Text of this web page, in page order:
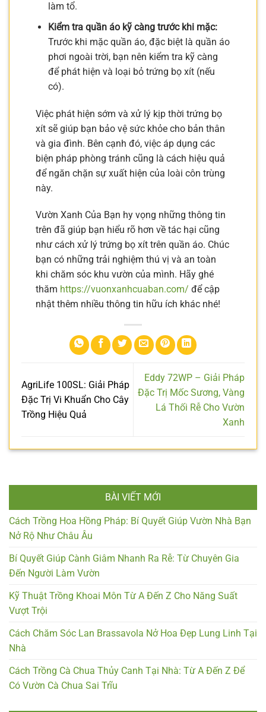
làm tổ.
Kiểm tra quần áo kỹ càng trước khi mặc:
Trước khi mặc quần áo, đặc biệt là quần áo
phơi ngoài trời, bạn nên kiểm tra kỹ càng
để phát hiện và loại bỏ trứng bọ xít (nếu
có).
Việc phát hiện sớm và xử lý kịp thời trứng bọ
xít sẽ giúp bạn bảo vệ sức khỏe cho bản thân
và gia đình. Bên cạnh đó, việc áp dụng các
biện pháp phòng tránh cũng là cách hiệu quả
để ngăn chặn sự xuất hiện của loài côn trùng
này.
Vườn Xanh Của Bạn hy vọng những thông tin
trên đã giúp bạn hiểu rõ hơn về tác hại cũng
như cách xử lý trứng bọ xít trên quần áo. Chúc
bạn có những trải nghiệm thú vị và an toàn
khi chăm sóc khu vườn của mình. Hãy ghé
thăm https://vuonxanhcuaban.com/ để cập
nhật thêm nhiều thông tin hữu ích khác nhé!
AgriLife 100SL: Giải Pháp
Đặc Trị Vi Khuẩn Cho Cây
Trồng Hiệu Quả
Eddy 72WP – Giải Pháp
Đặc Trị Mốc Sương, Vàng
Lá Thối Rễ Cho Vườn
Xanh
BÀI VIẾT MỚI
Cách Trồng Hoa Hồng Pháp: Bí Quyết Giúp Vườn Nhà Bạn
Nở Rộ Như Châu Âu
Bí Quyết Giúp Cành Giâm Nhanh Ra Rễ: Từ Chuyên Gia
Đến Người Làm Vườn
Kỹ Thuật Trồng Khoai Môn Từ A Đến Z Cho Năng Suất
Vượt Trội
Cách Chăm Sóc Lan Brassavola Nở Hoa Đẹp Lung Linh Tại
Nhà
Cách Trồng Cà Chua Thủy Canh Tại Nhà: Từ A Đến Z Để
Có Vườn Cà Chua Sai Trĩu